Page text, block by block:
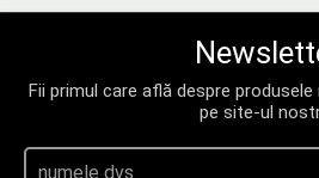
Fii primul care află despre
pe site-ul